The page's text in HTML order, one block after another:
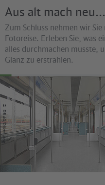
Aus alt mach neu...
Zum Schluss nehmen wir
Fotoreise. Erleben Sie, was
alles durchmachen musste,
Glanz zu erstrahlen.
©
DB AG/Oliver Lang